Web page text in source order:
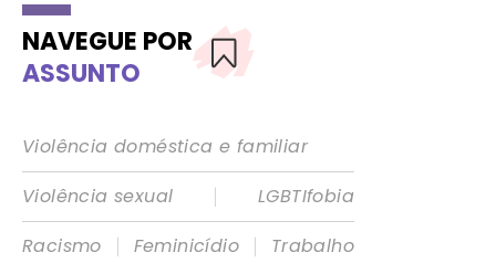
NAVEGUE POR
ASSUNTO
Violência doméstica e familiar
Violência sexual
|
LGBTIfobia
Racismo
| Feminicídio |
Trabalho